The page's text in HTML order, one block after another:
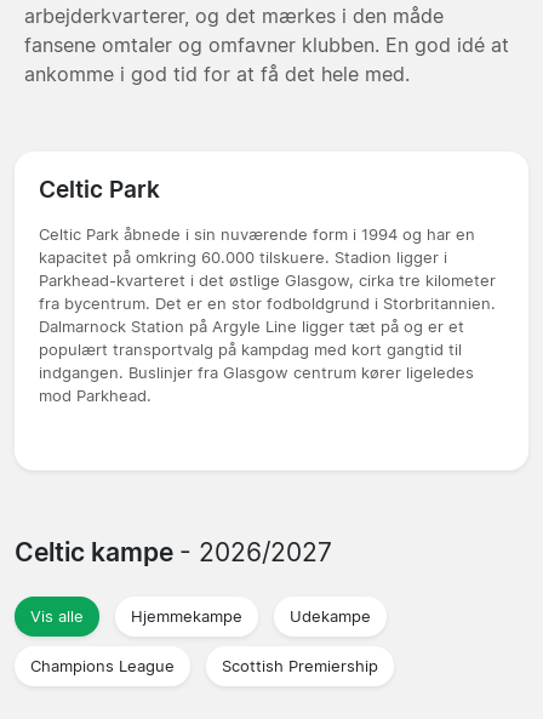
arbejderkvarterer, og det mærkes i den måde
fansene omtaler og omfavner klubben. En god idé at
ankomme i god tid for at få det hele med.
Celtic Park
Celtic Park åbnede i sin nuværende form i 1994 og har en
kapacitet på omkring 60.000 tilskuere. Stadion ligger i
Parkhead-kvarteret i det østlige Glasgow, cirka tre kilometer
fra bycentrum. Det er en stor fodboldgrund i Storbritannien.
Dalmarnock Station på Argyle Line ligger tæt på og er et
populært transportvalg på kampdag med kort gangtid til
indgangen. Buslinjer fra Glasgow centrum kører ligeledes
mod Parkhead.
Celtic kampe - 2026/2027
Vis alle Hjemmekampe Udekampe
Champions League Scottish Premiership